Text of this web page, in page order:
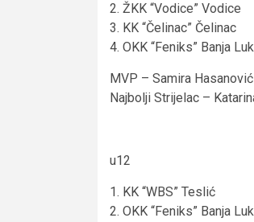
2. ŽKK “Vodice” Vodice
3. KK “Čelinac” Čelinac
4. OKK “Feniks” Banja
MVP – Samira
Najbolji Strijelac –
u12
1. KK “WBS” Teslić
2. OKK “Feniks” Banja